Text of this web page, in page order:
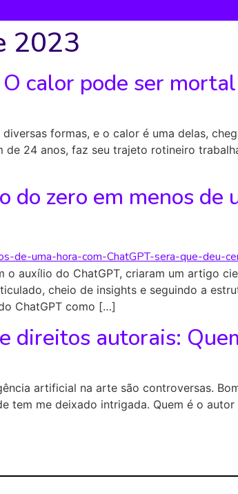
2023
calor pode ser mortal
formas, e o calor é uma delas,
de 24 anos, faz seu trajeto rotineiro
zero em menos de
o auxílio do ChatGPT, criaram um artigo
cheio de insights e seguindo a
ChatGPT como […]
direitos autorais:
artificial na arte são controversas.
tem me deixado intrigada. Quem é o